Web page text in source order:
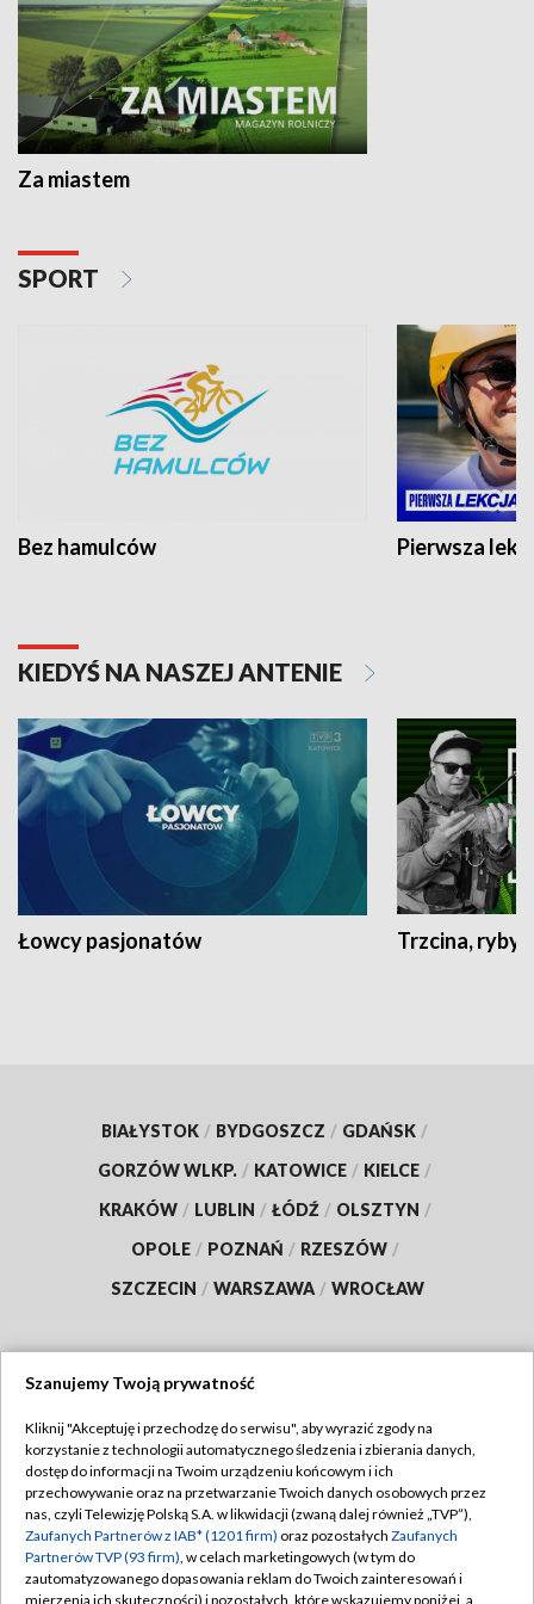
Za miastem
SPORT
Bez hamulców Pierwsza
KIEDYŚ NA NASZEJ ANTENIE
Łowcy pasjonatów Trzcina, ryby
BIAŁYSTOK / BYDGOSZCZ / GDAŃSK /
GORZÓW WLKP. / KATOWICE / KIELCE /
KRAKÓW / LUBLIN / ŁÓDŹ / OLSZTYN /
OPOLE / POZNAŃ / RZESZÓW /
SZCZECIN / WARSZAWA / WROCŁAW
TVP
Abonament TVP
Emisja w TVP
Centrum informacji TVP
Regulamin TVP
Polityka prywatności
Moje zgody
Szanujemy Twoją prywatność
Kliknij "Akceptuję i przechodzę do serwisu", aby wyrazić zgody na
korzystanie z technologii automatycznego śledzenia i zbierania danych,
dostęp do informacji na Twoim urządzeniu końcowym i ich
przechowywanie oraz na przetwarzanie Twoich danych osobowych przez
nas, czyli Telewizję Polską S.A. w likwidacji (zwaną dalej również „TVP”),
Zaufanych Partnerów z IAB* (1201 firm) oraz pozostałych Zaufanych
Partnerów TVP (93 firm), w celach marketingowych (w tym do
zautomatyzowanego dopasowania reklam do Twoich zainteresowań i
mierzenia ich skuteczności) i pozostałych, które wskazujemy poniżej, a